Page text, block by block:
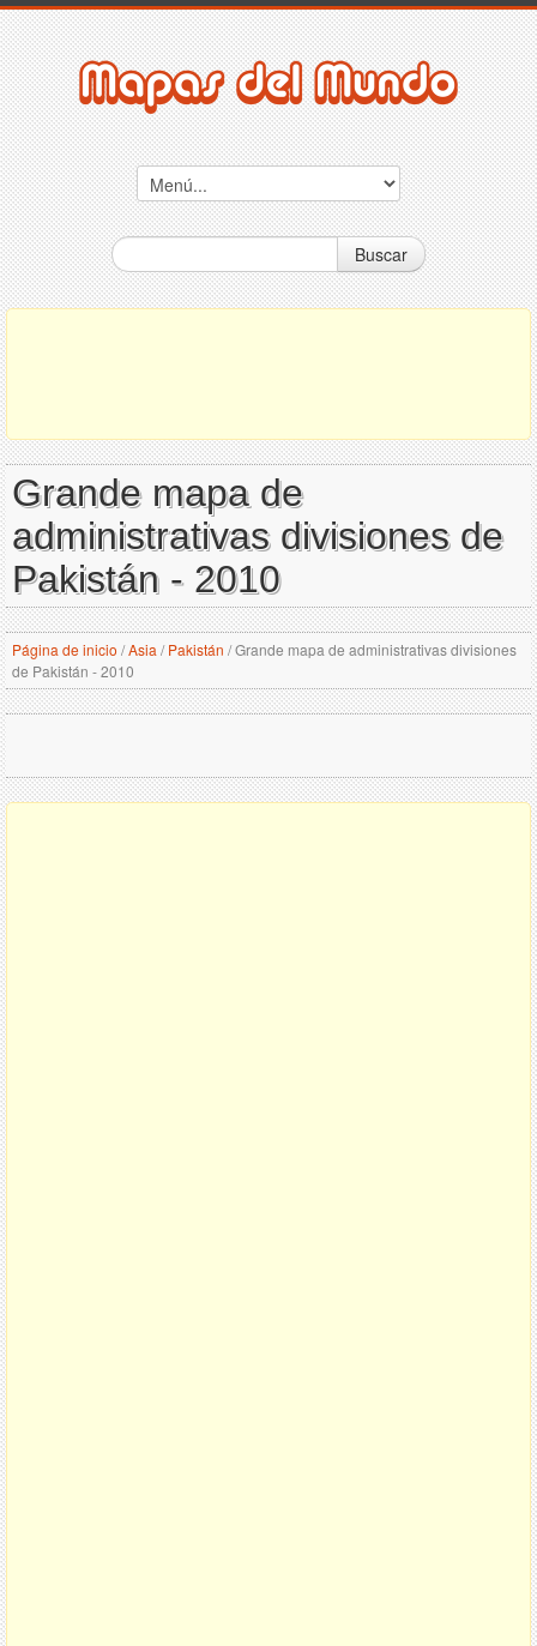
Buscar
Grande mapa de
administrativas divisiones de
Pakistán - 2010
Página de inicio /Asia / Pakistán /Grande mapa de administrativas divisiones
de Pakistán - 2010